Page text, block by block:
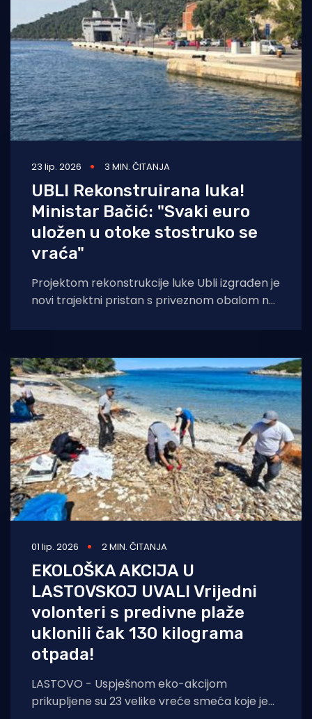
23 lip. 2026 3 MIN. ČITANJA
UBLI Rekonstruirana luka!
Ministar Bačić: "Svaki euro
uložen u otoke stostruko se
vraća"
Projektom rekonstrukcije luke Ubli izgrađen je
novi trajektni pristan s priveznom obalom na
01 lip. 2026 2 MIN. ČITANJA
EKOLOŠKA AKCIJA U
LASTOVSKOJ UVALI Vrijedni
volonteri s predivne plaže
uklonili čak 130 kilograma
otpada!
LASTOVO - Uspješnom eko-akcijom
prikupljene su 23 velike vreće smeća koje je